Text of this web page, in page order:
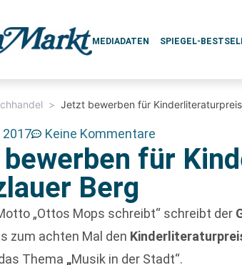
MEDIADATEN SPIEGEL-
> Jetzt bewerben für
2017 Keine Kommentare
für
Berg
„Ottos Mops schreibt“ schreibt der
zum achten Mal den
Thema „Musik in der Stadt“.